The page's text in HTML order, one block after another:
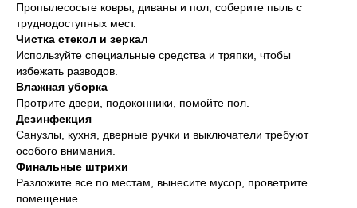
Пропылесосьте ковры, диваны и пол, соберите пыль с
труднодоступных мест.
Чистка стекол и зеркал
Используйте специальные средства и тряпки, чтобы
избежать разводов.
Влажная уборка
Протрите двери, подоконники, помойте пол.
Дезинфекция
Санузлы, кухня, дверные ручки и выключатели требуют
особого внимания.
Финальные штрихи
Разложите все по местам, вынесите мусор, проветрите
помещение.